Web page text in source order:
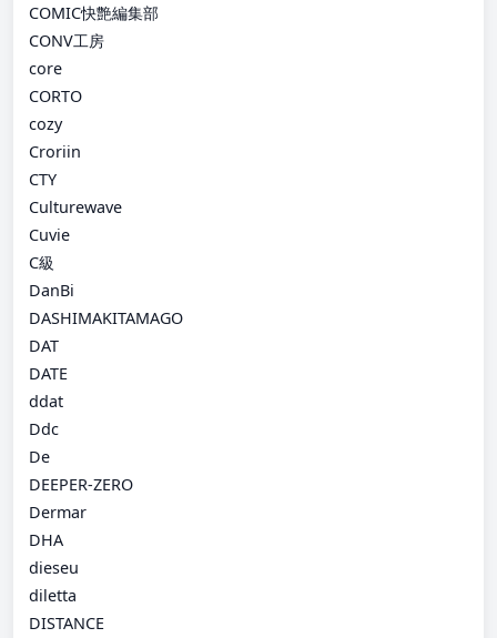
COMIC快艶編集部
CONV工房
core
CORTO
cozy
Croriin
CTY
Culturewave
Cuvie
C級
DanBi
DASHIMAKITAMAGO
DAT
DATE
ddat
Ddc
De
DEEPER-ZERO
Dermar
DHA
dieseu
diletta
DISTANCE